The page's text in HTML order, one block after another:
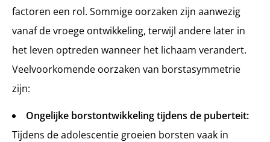
factoren een rol. Sommige oorzaken zijn aanwezig
vanaf de vroege ontwikkeling, terwijl andere later in
het leven optreden wanneer het lichaam verandert.
Veelvoorkomende oorzaken van borstasymmetrie
zijn:
Ongelijke borstontwikkeling tijdens de puberteit:
Tijdens de adolescentie groeien borsten vaak in